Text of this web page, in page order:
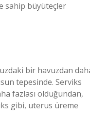
sahip büyüteçler
bir havuzdan
tepesinde. Serviks
fazlası olduğundan,
gibi, uterus üreme